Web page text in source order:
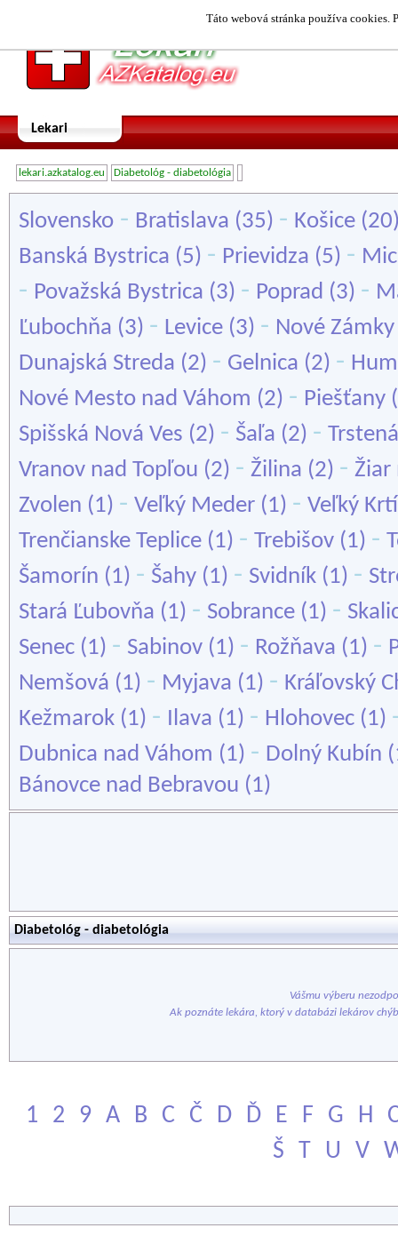
Táto webová stránka používa cookies.
Lekari
lekari.azkatalog.eu Diabetológ - diabetológia
Slovensko - Bratislava (35) - Košice
Banská Bystrica (5) - Prievidza (5) -
- Považská Bystrica (3) - Poprad (3) -
Ľubochňa (3) - Levice (3) - Nové Zámky
Dunajská Streda (2) - Gelnica (2) -
Nové Mesto nad Váhom (2) - Piešťany
Spišská Nová Ves (2) - Šaľa (2) - Trstená
Vranov nad Topľou (2) - Žilina (2) - Žiar
Zvolen (1) - Veľký Meder (1) - Veľký
Trenčianske Teplice (1) - Trebišov (1) -
Šamorín (1) - Šahy (1) - Svidník (1) -
Stará Ľubovňa (1) - Sobrance (1) -
Senec (1) - Sabinov (1) - Rožňava (1) -
Nemšová (1) - Myjava (1) - Kráľovský
Kežmarok (1) - Ilava (1) - Hlohovec (1)
Dubnica nad Váhom (1) - Dolný Kubín
Bánovce nad Bebravou (1)
Diabetológ - diabetológia
Vášmu výberu
Ak poznáte lekára, ktorý v databázi lekárov
1 2 9 A B C Č D Ď E F G H
Š
T U V